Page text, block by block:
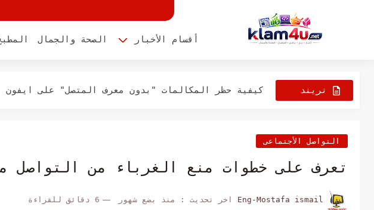
أقسام الأخبار الصحة والجمال
تريند
11 طريقة لإصلاح خطأ iMessage الذي يجب تمكينه على ايفون
جرب هذه الحلول اذا كان ايفون يقوم بإعادة تشغيل...
كيفية تقليل استخدام تخزين "بيانات النظام" على
التواصل الأجتماعى
تعرف على خطوات منع الغرباء من التواصل
Eng-Mostafa ismail اخر تحديث : منذ بضع شهور 6 دقائق للقراءة